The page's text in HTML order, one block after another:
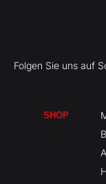
Folgen Sie uns auf
SHOP